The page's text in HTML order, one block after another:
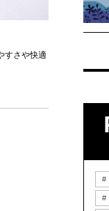
すさや快適